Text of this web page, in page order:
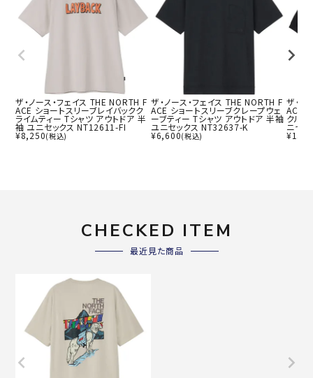
ザ・ノース・フェイス THE NORTH F
ACE ショートスリーブレイバックク
ライムティー Tシャツ アウトドア 半
袖 ユニセックス NT12611-FI
¥8,250(税込)
ザ・ノース・フェイス THE NORTH F
ACE ショートスリーブクレープウェ
ーブティー Tシャツ アウトドア 半袖
ユニセックス NT32637-K
¥6,600(税込)
ザ・ノ
ACE
クル
ニセ
¥
CHECKED ITEM
最近見た商品